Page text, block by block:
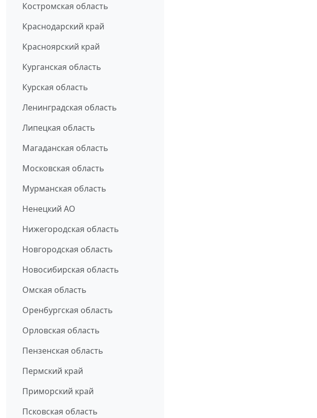
Костромская область
Краснодарский край
Красноярский край
Курганская область
Курская область
Ленинградская область
Липецкая область
Магаданская область
Московская область
Мурманская область
Ненецкий АО
Нижегородская область
Новгородская область
Новосибирская область
Омская область
Оренбургская область
Орловская область
Пензенская область
Пермский край
Приморский край
Псковская область